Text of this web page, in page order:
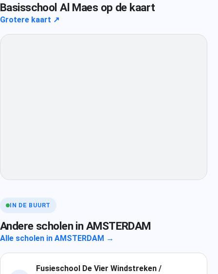
Basisschool Al Maes op de kaart
Grotere kaart ↗
IN DE BUURT
Andere scholen in AMSTERDAM
Alle scholen in AMSTERDAM →
Fusieschool De Vier Windstreken /